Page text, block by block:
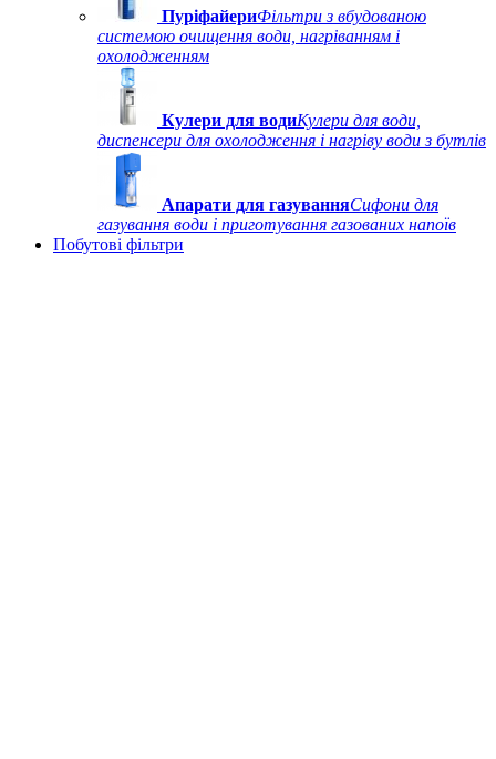
ПуріфайериФільтри з вбудованою
системою очищення води, нагріванням і
охолодженням
Кулери для водиКулери для води,
диспенсери для охолодження і нагріву води з бутлів
Апарати для газуванняСифони для
газування води і приготування газованих напоїв
Побутові фільтри